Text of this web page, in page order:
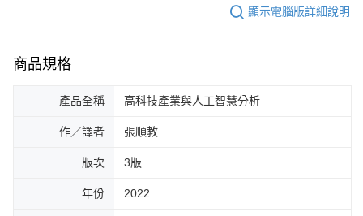
顯示電腦版詳細說明
商品規格
產品全稱 高科技產業與人工智慧分析
作／譯者 張順教
版次 3版
年份 2022